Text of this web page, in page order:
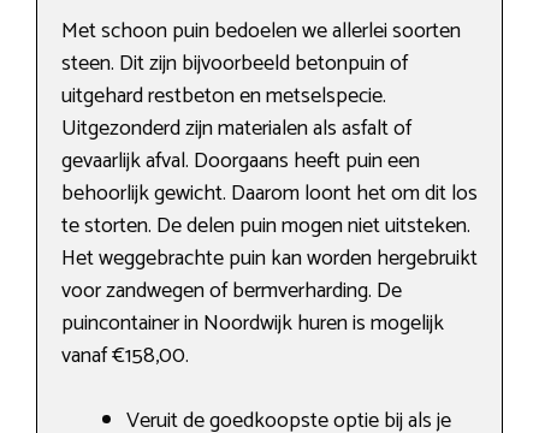
Met schoon puin bedoelen we allerlei soorten
steen. Dit zijn bijvoorbeeld betonpuin of
uitgehard restbeton en metselspecie.
Uitgezonderd zijn materialen als asfalt of
gevaarlijk afval. Doorgaans heeft puin een
behoorlijk gewicht. Daarom loont het om dit los
te storten. De delen puin mogen niet uitsteken.
Het weggebrachte puin kan worden hergebruikt
voor zandwegen of bermverharding. De
puincontainer in Noordwijk huren is mogelijk
vanaf €158,00.
Veruit de goedkoopste optie bij als je